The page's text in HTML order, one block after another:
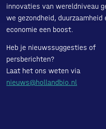
innovaties van wereldniveau
we gezondheid, duurzaamheid
economie een boost.
Heb je nieuwssuggesties of
persberichten?
Laat het ons weten via
nieuws@hollandbio.nl